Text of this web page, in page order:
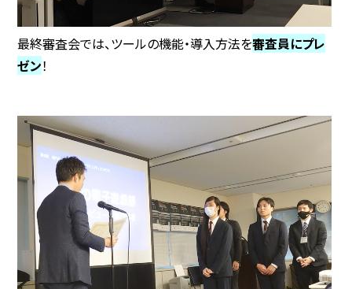
最終審査会では、ツールの機能・導入方法を審査員にプレ
ゼン！